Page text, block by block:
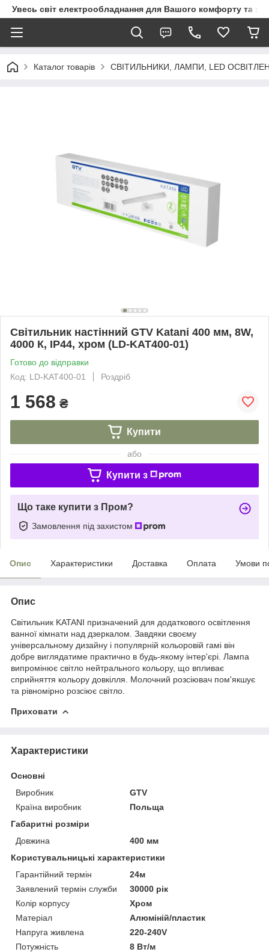
Увесь світ електрообладнання для Вашого комфорту та
Каталог товарів СВІТИЛЬНИКИ, ЛАМПИ, LED
Світильник настінний GTV Katani 400 мм, 8W,
4000 К, IP44, хром (LD-KAT400-01)
Готово до відправки
Код: LD-KAT400-01
Роздріб
1 568 ₴
Купити
або
Купити з
Що таке купити з Пром?
Замовлення під захистом
Опис Характеристики Доставка Оплата Умови
Опис
Світильник KATANI призначений для додаткового освітлення
ванної кімнати над дзеркалом. Завдяки своєму
універсальному дизайну і популярній кольоровій гамі він
добре виглядатиме практично в будь-якому інтер'єрі. Лампа
випромінює світло нейтрального кольору, що впливає
сприйняття кольору довкілля. Молочний розсіювач пом'якшує
та рівномірно розсіює світло.
Приховати
Характеристики
Основні
Виробник
GTV
Країна виробник
Польща
Габаритні розміри
Довжина
400 мм
Користувальницькі характеристики
Гарантійний термін
24м
Заявлений термін служби
30000 рік
Колір корпусу
Хром
Матеріал
Алюміній/пластик
Напруга живлена
220-240V
Потужність
8 Вт/м